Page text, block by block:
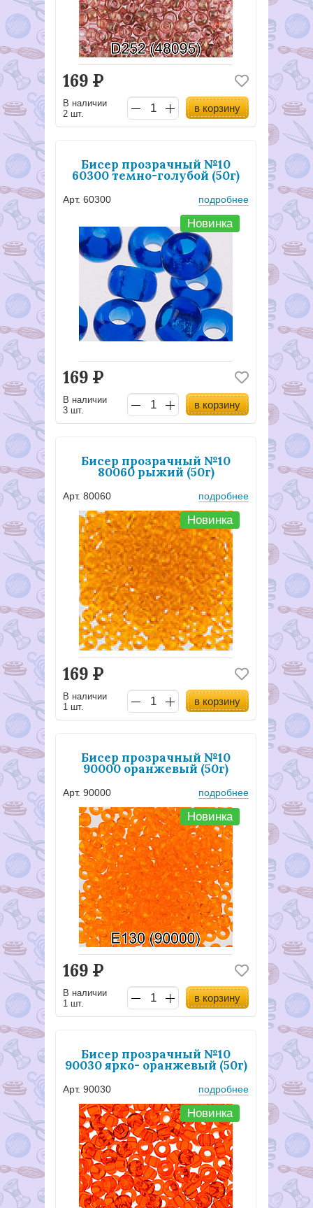
169 Р
В наличии
2 шт.
в корзину
Бисер прозрачный №10
60300 темно-голубой (50г)
Арт. 60300 подробнее
Новинка
169 Р
В наличии
3 шт.
в корзину
Бисер прозрачный №10
80060 рыжий (50г)
Арт. 80060 подробнее
Новинка
169 Р
В наличии
1 шт.
в корзину
Бисер прозрачный №10
90000 оранжевый (50г)
Арт. 90000 подробнее
Новинка
169 Р
В наличии
1 шт.
в корзину
Бисер прозрачный №10
90030 ярко- оранжевый (50г)
Арт. 90030 подробнее
Новинка